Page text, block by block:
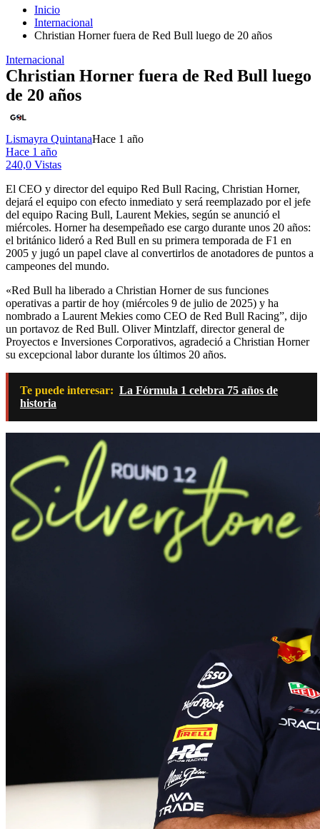
Inicio
Internacional
Christian Horner fuera de Red Bull luego de 20 años
Internacional
Christian Horner fuera de Red Bull luego
de 20 años
Lismayra QuintanaHace 1 año
Hace 1 año
240,0 Vistas
El CEO y director del equipo Red Bull Racing, Christian Horner,
dejará el equipo con efecto inmediato y será reemplazado por el jefe
del equipo Racing Bull, Laurent Mekies, según se anunció el
miércoles. Horner ha desempeñado ese cargo durante unos 20 años:
el británico lideró a Red Bull en su primera temporada de F1 en
2005 y jugó un papel clave al convertirlos de anotadores de puntos a
campeones del mundo.
«Red Bull ha liberado a Christian Horner de sus funciones
operativas a partir de hoy (miércoles 9 de julio de 2025) y ha
nombrado a Laurent Mekies como CEO de Red Bull Racing”, dijo
un portavoz de Red Bull. Oliver Mintzlaff, director general de
Proyectos e Inversiones Corporativos, agradeció a Christian Horner
su excepcional labor durante los últimos 20 años.
Te puede interesar: La Fórmula 1 celebra 75 años de
historia